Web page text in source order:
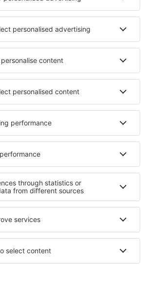
de cazare - orașe
Cazare în Kromerowo
De Buelna Cazare în Silla
Cazare în Torrevecchia
de cazare - regiuni
Cazare În Sandanski județul
Cazare in Sliven
Cazare in Lednice - Valtice Area
Cazare in Lower Zemplin